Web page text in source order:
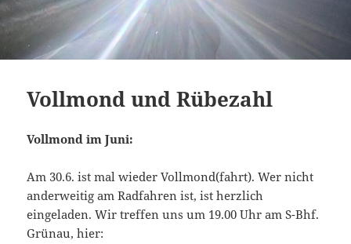
Vollmond und Rübezahl
Vollmond im Juni:
Am 30.6. ist mal wieder Vollmond(fahrt). Wer nicht
anderweitig am Radfahren ist, ist herzlich
eingeladen. Wir treffen uns um 19.00 Uhr am S-Bhf.
Grünau, hier: